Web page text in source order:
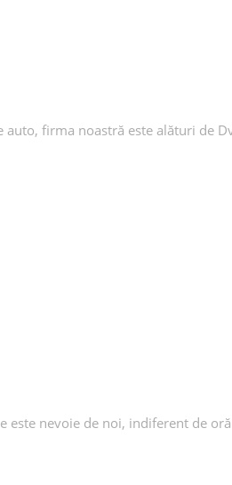
auto, firma noastră este alături de
este nevoie de noi, indiferent de